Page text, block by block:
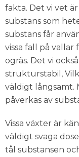
fakta. Det vi vet
substans som
substans får
vissa fall på
ogräs. Det vi
strukturstabil,
väldigt långsamt.
påverkas av
Vissa växter är
väldigt svaga
tål substansen